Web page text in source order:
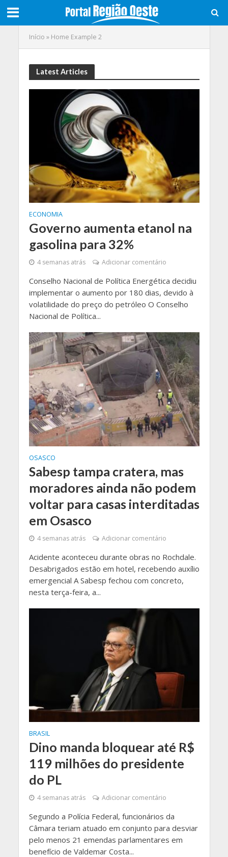
Início » Home Example 2
Latest Articles
ECONOMIA
Governo aumenta etanol na
gasolina para 32%
4 semanas atrás Adicionar comentário
Conselho Nacional de Política Energética decidiu
implementar o aumento por 180 dias, devido à
volatilidade do preço do petróleo O Conselho
Nacional de Política...
OSASCO
Sabesp tampa cratera, mas
moradores ainda não podem
voltar para casas interditadas
em Osasco
4 semanas atrás Adicionar comentário
Acidente aconteceu durante obras no Rochdale.
Desabrigados estão em hotel, recebendo auxílio
emergencial A Sabesp fechou com concreto,
nesta terça-feira, a...
BRASIL
Dino manda bloquear até R$
119 milhões do presidente
do PL
4 semanas atrás Adicionar comentário
Segundo a Polícia Federal, funcionários da
Câmara teriam atuado em conjunto para desviar
pelo menos 21 emendas parlamentares em
benefício de Valdemar Costa...